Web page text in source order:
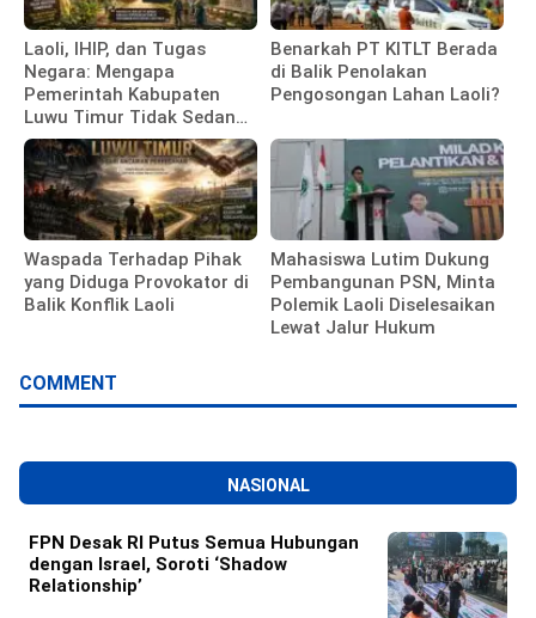
Laoli, IHIP, dan Tugas
Negara: Mengapa
Pemerintah Kabupaten
Luwu Timur Tidak Sedang
Membela Investor
Benarkah PT KITLT Berada
di Balik Penolakan
Pengosongan Lahan Laoli?
Waspada Terhadap Pihak
yang Diduga Provokator di
Balik Konflik Laoli
Mahasiswa Lutim Dukung
Pembangunan PSN, Minta
Polemik Laoli Diselesaikan
Lewat Jalur Hukum
COMMENT
NASIONAL
FPN Desak RI Putus Semua Hubungan
dengan Israel, Soroti ‘Shadow
Relationship’